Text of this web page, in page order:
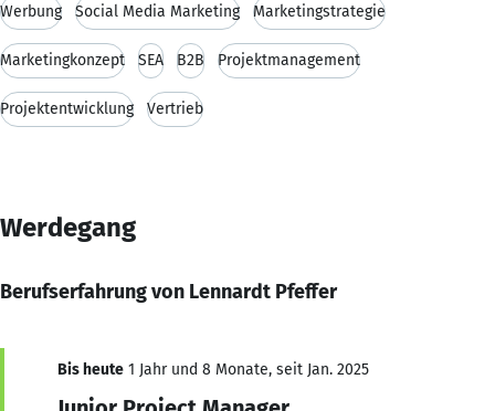
Werbung Social Media Marketing Marketingstrategie
Marketingkonzept SEA B2B Projektmanagement
Projektentwicklung Vertrieb
Werdegang
Berufserfahrung von Lennardt Pfeffer
Bis heute 1 Jahr und 8 Monate, seit Jan. 2025